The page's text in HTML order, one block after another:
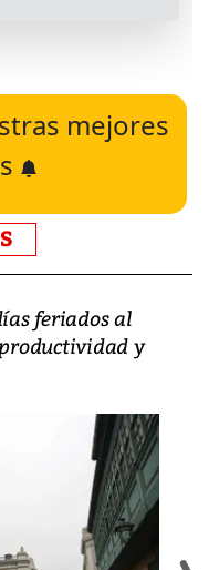
mejores
feriados al
y